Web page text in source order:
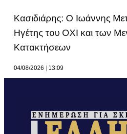
Κασιδιάρης: Ο Ιωάννης
Ηγέτης του ΟΧΙ και των
Κατακτήσεων
04/08/2026 13:09